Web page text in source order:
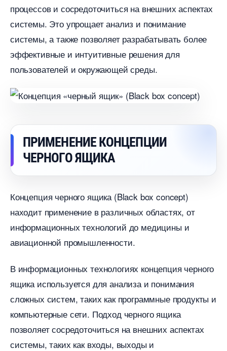
процессов и сосредоточиться на внешних аспектах
системы.​ Это упрощает анализ и понимание
системы, а также позволяет разрабатывать более
эффективные и интуитивные решения для
пользователей и окружающей среды.​
ПРИМЕНЕНИЕ КОНЦЕПЦИИ
ЧЕРНОГО ЯЩИКА
Концепция черного ящика (Black box concept)
находит применение в различных областях, от
информационных технологий до медицины и
авиационной промышленности.​
информационных технологиях концепция черного
ящика используется для анализа и понимания
сложных систем, таких как программные продукты и
компьютерные сети.​ Подход черного ящика
позволяет сосредоточиться на внешних аспектах
системы, таких как входы, выходы и